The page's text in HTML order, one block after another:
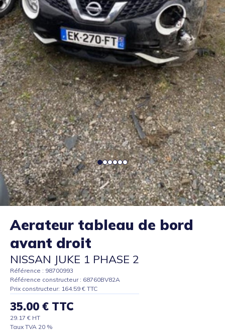
Aerateur tableau de bord
avant droit
NISSAN JUKE 1 PHASE 2
Référence : 98700993
Référence constructeur : 68760BV82A
Prix constructeur: 164.59 € TTC
35.00 € TTC
29.17 € HT
Taux TVA 20 %